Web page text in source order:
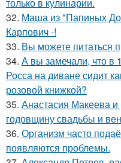
только в кулинарии.
32. Маша из "Папиных
Карпович -!
33. Вы можете питаться
34. А вы замечали, что в
Росса на диване сидит
розовой книжкой?
35. Анастасия Макеева
годовщину свадьбы и
36. Организм часто
появляются проблемы.